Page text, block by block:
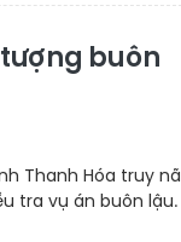
buôn
Thanh Hóa truy nã
tra vụ án buôn lậu.